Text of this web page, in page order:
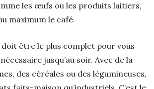
les œufs ou les produits laitiers,
maximum le café.
être le plus complet pour vous
jusqu’au soir. Avec de la
des céréales ou des légumineuses,